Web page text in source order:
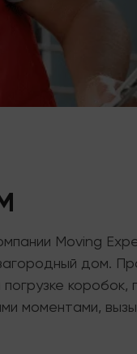
Moving
дом.
коробок,
моментами,